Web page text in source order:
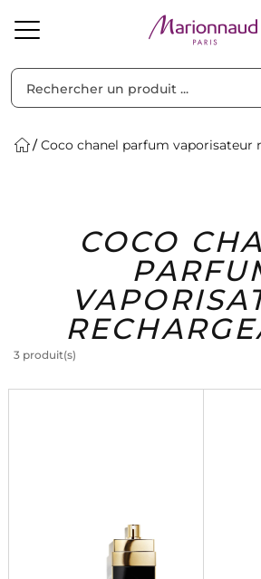
Solaire Homme Marques
Coco chanel parfum vaporisateur
COCO
3 produit(s)